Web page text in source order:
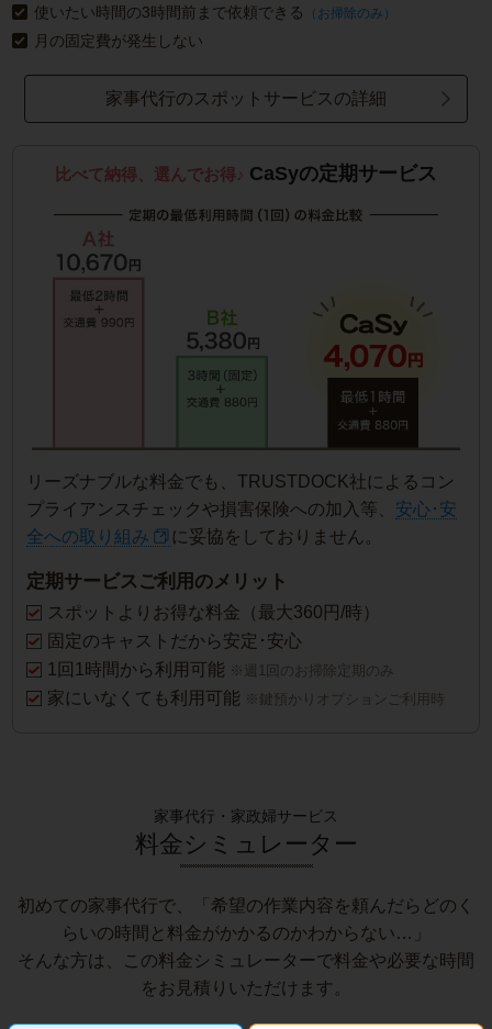
使いたい時間の3時間前まで依頼できる
（お掃除のみ）
月の固定費が発生しない
家事代行のスポットサービスの詳細
比べて納得、選んでお得♪ CaSyの定期サービス
リーズナブルな料金でも、TRUSTDOCK社によるコン
プライアンスチェックや損害保険への加入等、 安心･安
全への取り組み
に妥協をしておりません。
定期サービスご利用のメリット
スポットよりお得な料金（最大360円/時）
固定のキャストだから安定･安心
1回1時間から利用可能 ※週1回のお掃除定期のみ
家にいなくても利用可能 ※鍵預かりオプションご利用時
家事代行・家政婦サービス
料金シミュレーター
初めての家事代行で、「希望の作業内容を頼んだらどのく
らいの時間と料金がかかるのかわからない…」
そんな方は、この料金シミュレーターで料金や必要な時間
をお見積りいただけます。